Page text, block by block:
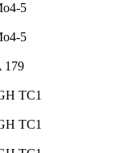
5
5
A/SA 179
TC1
TC1